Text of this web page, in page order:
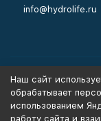
info@hydrolife.ru
Информация
Наш сайт
обрабатывает
использованием
работу сайта и